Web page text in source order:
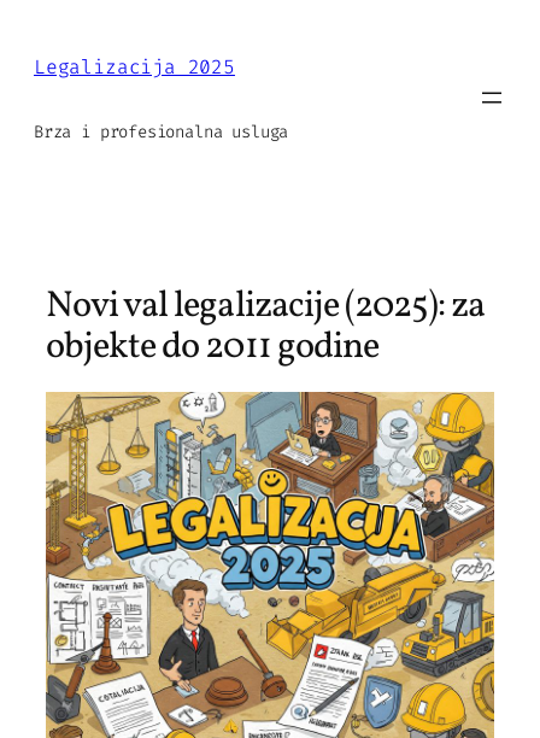
content
Legalizacija 2025
Brza i profesionalna usluga
Novi val legalizacije (2025): za
objekte do 2011 godine